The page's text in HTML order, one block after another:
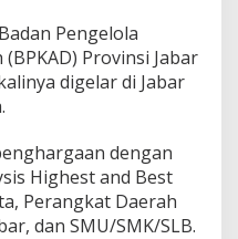
Pengelola
Provinsi Jabar
digelar di Jabar
dengan
Highest and Best
Perangkat Daerah
dan SMU/SMK/SLB.